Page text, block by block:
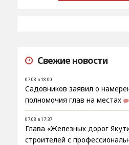
Свежие новости
07.08 в 18:00
Садовников заявил о
полномочия глав на местах
07.08 в 17:37
Глава «Железных дорог
строителей с